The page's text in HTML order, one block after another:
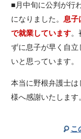
■月中旬に公判が行
になりました。 息子
で就業しています。
ずに息子が早く自
いと思っています。
本当に野根弁護士
様へ感謝いたします
こ